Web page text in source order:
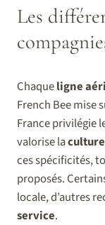
Les
Chaqueligne
French Bee mise
France privilégie
valorise laculture
ces spécificités,
proposés.
locale, d’autres
service.